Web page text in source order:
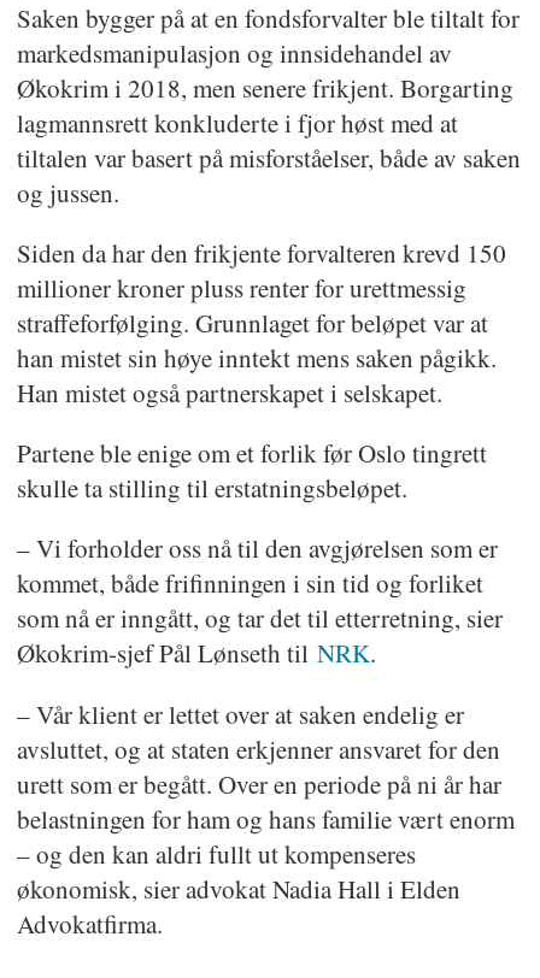
Saken bygger på at en fondsforvalter ble tiltalt for
markedsmanipulasjon og innsidehandel av
Økokrim i 2018, men senere frikjent. Borgarting
lagmannsrett konkluderte i fjor høst med at
tiltalen var basert på misforståelser, både av saken
og jussen.
Siden da har den frikjente forvalteren krevd 150
millioner kroner pluss renter for urettmessig
straffeforfølging. Grunnlaget for beløpet var at
han mistet sin høye inntekt mens saken pågikk.
Han mistet også partnerskapet i selskapet.
Partene ble enige om et forlik før Oslo tingrett
skulle ta stilling til erstatningsbeløpet.
– Vi forholder oss nå til den avgjørelsen som er
kommet, både frifinningen i sin tid og forliket
som nå er inngått, og tar det til etterretning, sier
Økokrim-sjef Pål Lønseth til NRK.
– Vår klient er lettet over at saken endelig er
avsluttet, og at staten erkjenner ansvaret for den
urett som er begått. Over en periode på ni år har
belastningen for ham og hans familie vært enorm
– og den kan aldri fullt ut kompenseres
økonomisk, sier advokat Nadia Hall i Elden
Advokatfirma.